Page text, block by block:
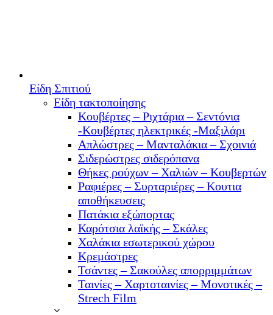
Είδη Σπιτιού
Είδη τακτοποίησης
Κουβέρτες – Ριχτάρια – Σεντόνια
-Κουβέρτες ηλεκτρικές -Μαξιλάρι
Απλώστρες – Μανταλάκια – Σχοινιά
Σιδερώστρες σιδερόπανα
Θήκες ρούχων – Χαλιών – Κουβερτών
Ραφιέρες – Συρταριέρες – Κουτια
αποθήκευσεις
Πατάκια εξώπορτας
Καρότσια λαϊκής – Σκάλες
Χαλάκια εσωτερικού χώρου
Κρεμάστρες
Τσάντες – Σακούλες απορριμμάτων
Ταινίες – Χαρτοταινίες – Μονοτικές –
Strech Film